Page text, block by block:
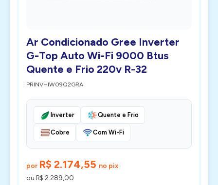
Ar Condicionado Gree Inverter
G-Top Auto Wi-Fi 9000 Btus
Quente e Frio 220v R-32
PRINVHIW09Q2GRA
Inverter Quente e Frio
Cobre Com Wi-Fi
por R$ 2.174,55 no pix
ou R$ 2.289,00